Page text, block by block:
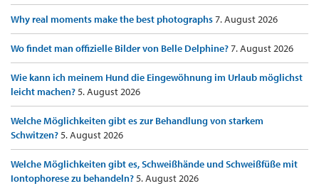
Why real moments make the best photographs7. August 2026
Wo findet man offizielle Bilder von Belle Delphine?7. August 2026
Wie kann ich meinem Hund die Eingewöhnung im Urlaub möglichst
leicht machen?5. August 2026
Welche Möglichkeiten gibt es zur Behandlung von starkem
Schwitzen?5. August 2026
Welche Möglichkeiten gibt es, Schweißhände und Schweißfüße mit
Iontophorese zu behandeln?5. August 2026